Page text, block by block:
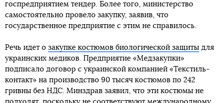
госпредприятием тендер. Более того, министерство
самостоятельно провело закупку, заявив, что
государственное предприятие с этим не справилось.
Речь идет о закупке костюмов биологической защиты для
украинских медиков. Предприятие «Медзакупки»
подписало договор с украинской компанией «Текстиль-
контакт» на производство 90 тысяч костюмов по 242
гривны без НДС. Минздрав заявил, что эти костюмы не